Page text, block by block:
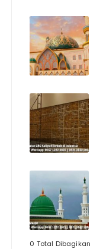
0 Total Dibagikan